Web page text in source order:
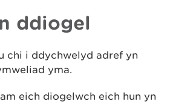
ddiogel
chi i ddychwelyd adref yn
yma.
eich diogelwch eich hun yn